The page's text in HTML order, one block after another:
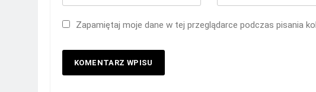
Zapamiętaj moje dane w tej przeglądarce podczas pisania